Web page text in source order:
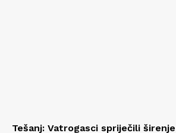
Tešanj: Vatrogasci spriječili